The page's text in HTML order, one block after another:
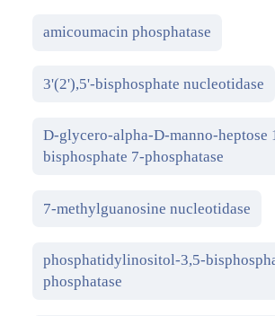
amicoumacin phosphatase
3'(2'),5'-bisphosphate nucleotidase
D-glycero-alpha-D-manno-heptose
bisphosphate 7-phosphatase
7-methylguanosine nucleotidase
phosphatidylinositol-3,5-
phosphatase